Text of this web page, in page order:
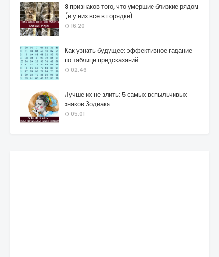
8 признаков того, что умершие близкие рядом
(и у них все в порядке)
16:20
Как узнать будущее: эффективное гадание
по таблице предсказаний
02:46
Лучше их не злить: 5 самых вспыльчивых
знаков Зодиака
05:01